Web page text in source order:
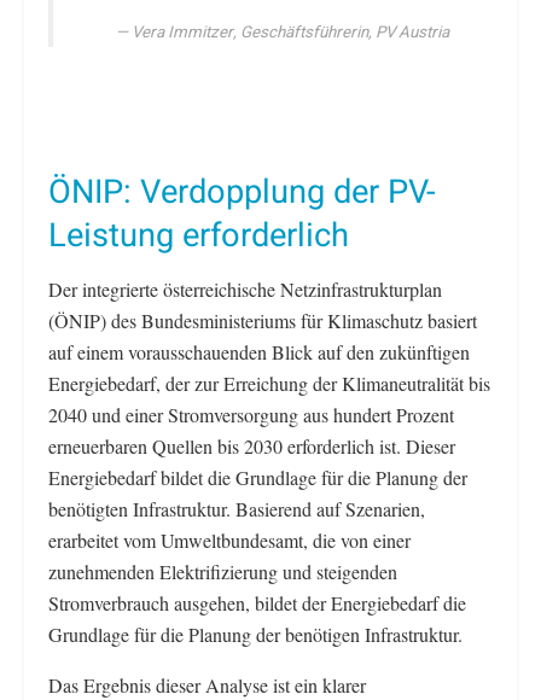
Vera Immitzer, Geschäftsführerin, PV Austria
ÖNIP: Verdopplung der PV-
Leistung erforderlich
Der integrierte österreichische Netzinfrastrukturplan
(ÖNIP) des Bundesministeriums für Klimaschutz basiert
auf einem vorausschauenden Blick auf den zukünftigen
Energiebedarf, der zur Erreichung der Klimaneutralität bis
2040 und einer Stromversorgung aus hundert Prozent
erneuerbaren Quellen bis 2030 erforderlich ist. Dieser
Energiebedarf bildet die Grundlage für die Planung der
benötigten Infrastruktur. Basierend auf Szenarien,
erarbeitet vom Umweltbundesamt, die von einer
zunehmenden Elektrifizierung und steigenden
Stromverbrauch ausgehen, bildet der Energiebedarf die
Grundlage für die Planung der benötigen Infrastruktur.
Das Ergebnis dieser Analyse ist ein klarer